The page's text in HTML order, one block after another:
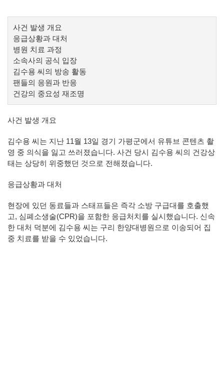
사건 발생 개요
응급상황과 대처
병원 치료 과정
소속사의 공식 입장
김수용 씨의 방송 활동
팬들의 응원과 반응
건강의 중요성 재조명
사건 발생 개요
김수용 씨는 지난 11월 13일 경기 가평군에서 유튜브 콘텐츠 촬
영 중 의식을 잃고 쓰러졌습니다. 사건 당시 김수용 씨의 건강상
태는 상당히 위중했던 것으로 전해졌습니다.
응급상황과 대처
현장에 있던 동료들과 스태프들은 즉각 소방 구급대를 호출했
고, 심폐소생술(CPR)을 포함한 응급처치를 실시했습니다. 신속
한 대처 덕분에 김수용 씨는 구리 한양대병원으로 이송되어 집
중 치료를 받을 수 있었습니다.